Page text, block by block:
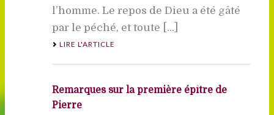
l’homme. Le repos de Dieu a été gâté
par le péché, et toute [...]
LIRE L'ARTICLE
Remarques sur la première épître de
Pierre